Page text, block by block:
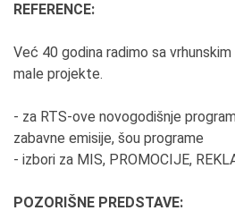
REFERENCE:
Već 40 godina radimo sa
male projekte.
- za RTS-ove novogodišnje
zabavne emisije, šou programe
- izbori za MIS, PROMOCIJE,
POZORIŠNE PREDSTAVE: